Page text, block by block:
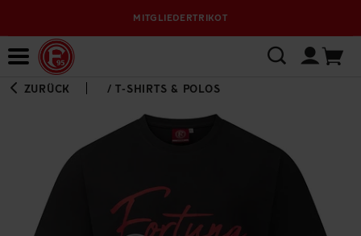
MITGLIEDERTRIKOT
ZURÜCK /T-SHIRTS & POLOS